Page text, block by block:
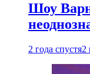
Шоу
2 года спустя2